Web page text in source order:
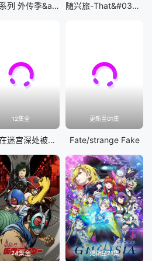
物语系列 外传季&amp;怪物季 随兴旅-That&#039;s Journey-
12集全
差点在迷宫深处被信任的伙伴杀掉，但靠着天赐技能「无限扭蛋」获得等级9999的伙伴，我要向前队友和世界展开复仇&amp;「给他们好看！」
更新至01集
Fate/strange Fake
24集全 更新至21集